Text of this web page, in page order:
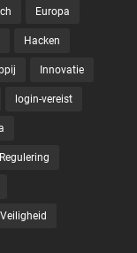
Europa
Hacken
Innovatie
login-vereist
Regulering
Veiligheid